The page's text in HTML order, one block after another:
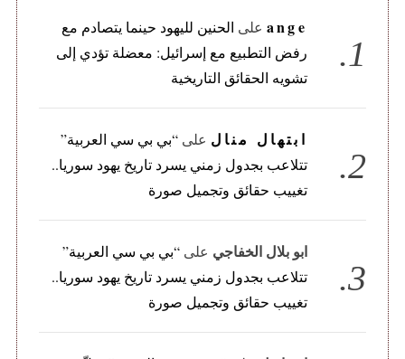
angeعلى الحنين لليهود حينما يتصادم مع
رفض التطبيع مع إسرائيل: معضلة تؤدي إلى
تشويه الحقائق التاريخية
ابتهال منال على“بي بي سي العربية”
تتلاعب بجدول زمني يسرد تاريخ يهود سوريا..
تغييب حقائق وتجميل صورة
ابو بلال الخفاجي على“بي بي سي العربية”
تتلاعب بجدول زمني يسرد تاريخ يهود سوريا..
تغييب حقائق وتجميل صورة